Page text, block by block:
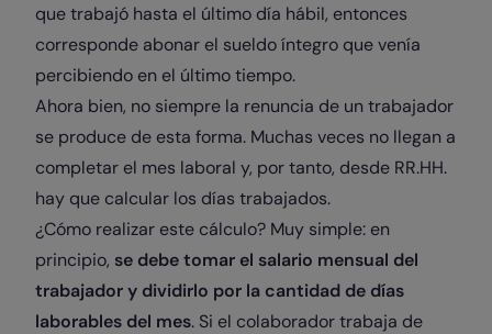
que trabajó hasta el último día hábil, entonces
corresponde abonar el sueldo íntegro que venía
percibiendo en el último tiempo.
Ahora bien, no siempre la renuncia de un trabajador
se produce de esta forma. Muchas veces no llegan a
completar el mes laboral y, por tanto, desde RR.HH.
hay que calcular los días trabajados.
¿Cómo realizar este cálculo? Muy simple: en
principio, se debe tomar el salario mensual del
trabajador y dividirlo por la cantidad de días
laborables del mes. Si el colaborador trabaja de